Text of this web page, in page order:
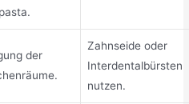
der
Zahnseide oder
Interdentalbürsten
nutzen.